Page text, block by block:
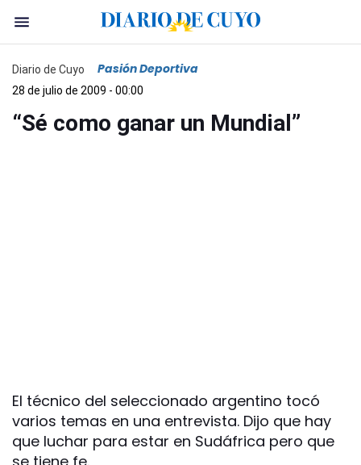
Diario de Cuyo Pasión Deportiva
28 de julio de 2009 - 00:00
“Sé como ganar un Mundial”
El técnico del seleccionado argentino tocó
varios temas en una entrevista. Dijo que hay
que luchar para estar en Sudáfrica pero que